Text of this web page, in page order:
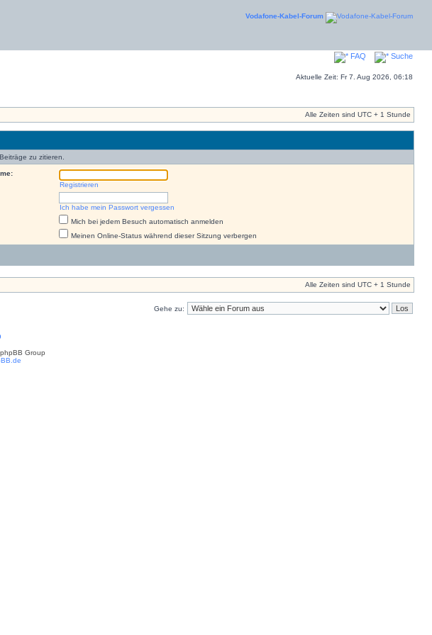
Vodafone-Kabel-Forum
FAQ Suche
Aktuelle Zeit: Fr 7. Aug 2026, 06:18
Alle Zeiten sind UTC + 1 Stunde
zu zitieren.
Registrieren
Ich habe mein Passwort vergessen
Mich bei jedem Besuch automatisch anmelden
Meinen Online-Status während dieser Sitzung verbergen
Alle Zeiten sind UTC + 1 Stunde
Gehe zu:
Group